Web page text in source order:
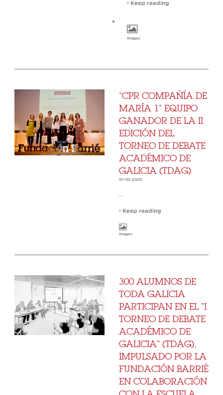
Keep reading
Images
“CPR COMPAÑÍA DE
MARÍA 1” EQUIPO
GANADOR DE LA II
EDICIÓN DEL
TORNEO DE DEBATE
ACADÉMICO DE
GALICIA (TDAG)
07-02-2020
Keep reading
Images
300 ALUMNOS DE
TODA GALICIA
PARTICIPAN EN EL “I
TORNEO DE DEBATE
ACADÉMICO DE
GALICIA” (TDAG),
IMPULSADO POR LA
FUNDACIÓN BARRIÉ
EN COLABORACIÓN